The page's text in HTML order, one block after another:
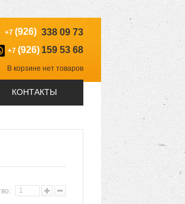
+7 (926) 338 09 73
+7 (926) 159 53 68
В корзине нет товаров
КОНТАКТЫ